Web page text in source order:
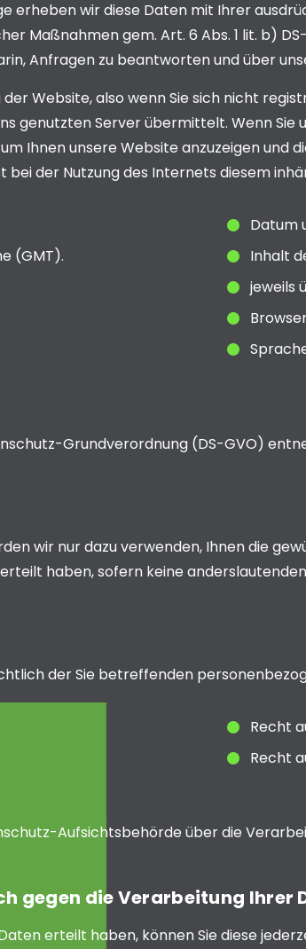
wir diese Daten mit Ihrer
Maßnahmen gem. Art. 6 Abs. 1 lit. b)
Anfragen zu beantworten und über
Website, also wenn Sie sich nicht
genutzten Server übermittelt. Wenn
Ihnen unsere Website anzuzeigen und
der Nutzung des Internets diesem
Datum
(GMT).
Inhalt
jeweils
Grundverordnung (DS-GVO)
wir nur dazu verwenden, Ihnen die
erteilt haben, sofern keine
der Sie betreffenden
Recht
Recht
Aufsichtsbehörde über die
gegen die Verarbeitung Ihrer
erteilt haben, können Sie diese